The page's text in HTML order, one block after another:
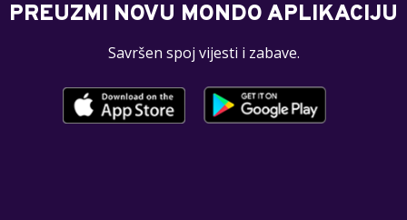
PREUZMI NOVU MONDO APLIKACIJU
Savršen spoj vijesti i zabave.